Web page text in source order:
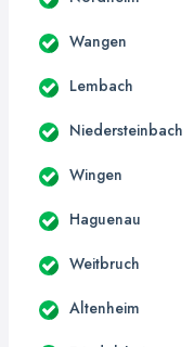
Wangen
Lembach
Niedersteinbach
Wingen
Haguenau
Weitbruch
Altenheim